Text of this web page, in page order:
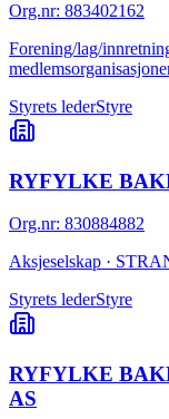
Org.nr: 883402162
Forening/lag/
Styrets lederStyre
RYFYLKE
Org.nr: 830884882
Aksjeselskap ·
Styrets lederStyre
RYFYLKE
AS